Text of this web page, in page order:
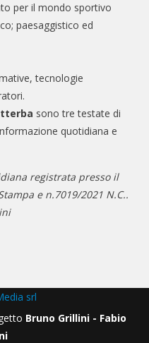
per il mondo sportivo
paesaggistico ed
tecnologie
sono tre testate di
quotidiana e
registrata presso il
e n.7019/2021 N.C..
srl
Bruno Grillini - Fabio